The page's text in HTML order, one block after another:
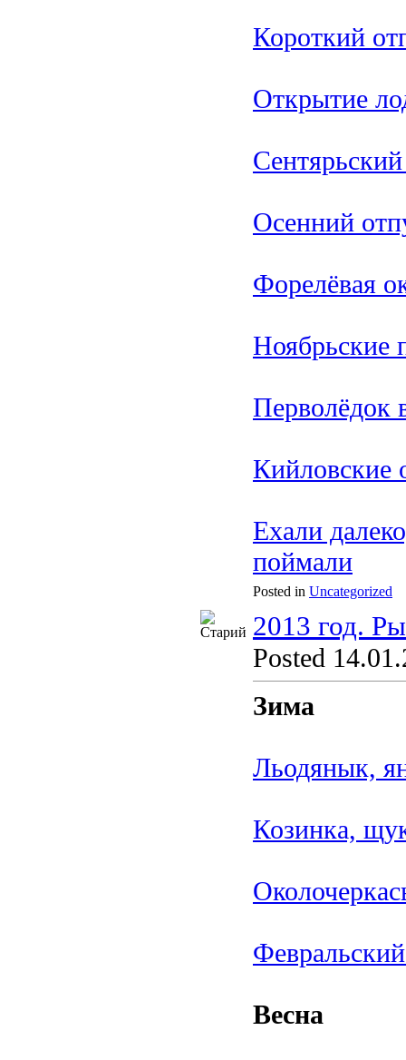
Короткий
Открытие
Осенний
Форелёвая
Ноябрьские
Перволёдок
Кийловские
Ехали
поймали
Posted in Uncategorized
2013 год.
Posted
Зима
Льодянык,
Козинка,
Весна